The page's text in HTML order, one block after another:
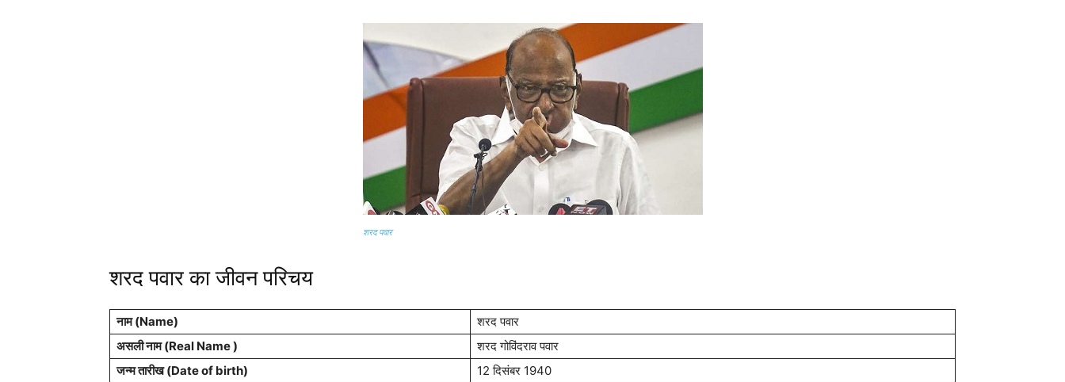
शरद पवार
शरद पवार का जीवन परिचय
नाम (Name)
शरद पवार
असली नाम (Real Name )
शरद गोविंदराव पवार
जन्म तारीख (Date of birth)
12 दिसंबर 1940